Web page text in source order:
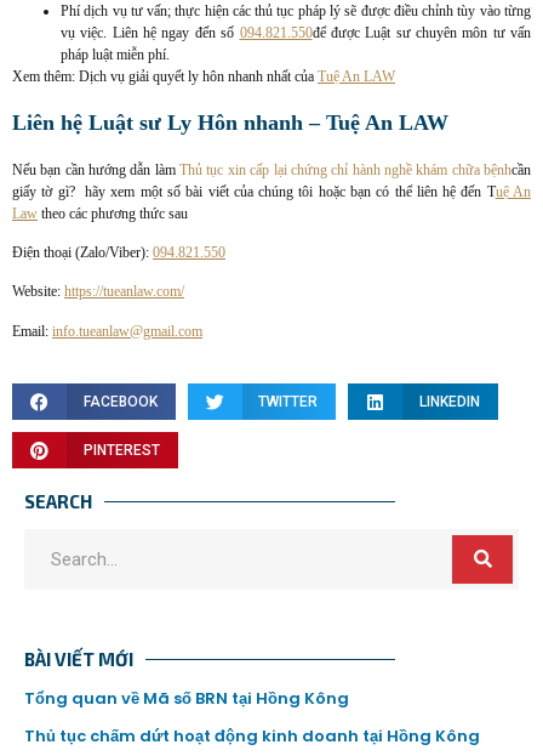
Phí dịch vụ tư vấn; thực hiện các thủ tục pháp lý sẽ được điều chỉnh tùy vào từng
vụ việc. Liên hệ ngay đến số 094.821.550để được Luật sư chuyên môn tư vấn
pháp luật miễn phí.
Xem thêm: Dịch vụ giải quyết ly hôn nhanh nhất của Tuệ An LAW
Liên hệ Luật sư Ly Hôn nhanh – Tuệ An LAW
Nếu bạn cần hướng dẫn làmThủ tục xin cấp lại chứng chỉ hành nghề khám chữa bệnhcần
giấy tờ gì? hãy xem một số bài viết của chúng tôi hoặc bạn có thể liên hệ đến Tuệ An
Law theo các phương thức sau
Điện thoại (Zalo/Viber): 094.821.550
Website: https://tueanlaw.com/
Email: info.tueanlaw@gmail.com
FACEBOOK TWITTER LINKEDIN
PINTEREST
SEARCH
BÀI VIẾT MỚI
Tổng quan về Mã số BRN tại Hồng Kông
Thủ tục chấm dứt hoạt động kinh doanh tại Hồng Kông